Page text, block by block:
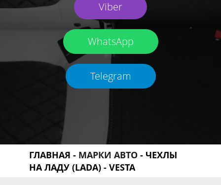
Viber
WhatsApp
Telegram
ГЛАВНАЯ - МАРКИ АВТО - ЧЕХЛЫ
НА ЛАДУ (LADA) - VESTA